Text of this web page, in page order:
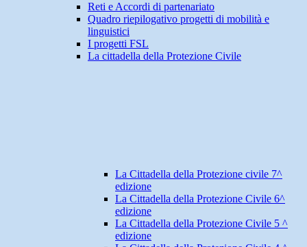
Reti e Accordi di partenariato
Quadro riepilogativo progetti di mobilità e
linguistici
I progetti FSL
La cittadella della Protezione Civile
La Cittadella della Protezione civile 7^
edizione
La Cittadella della Protezione Civile 6^
edizione
La Cittadella della Protezione Civile 5 ^
edizione